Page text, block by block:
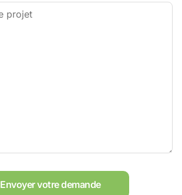
Envoyer votre demande